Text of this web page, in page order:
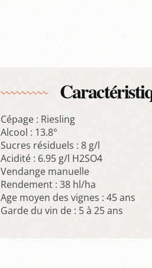
Cépage : Riesling
Alcool : 13.8°
Sucres résiduels : 8 g/l
Acidité : 6.95 g/l H2SO4
Vendange manuelle
Rendement : 38 hl/ha
Age moyen des vignes : 45 ans
Garde du vin de : 5 à 25 ans